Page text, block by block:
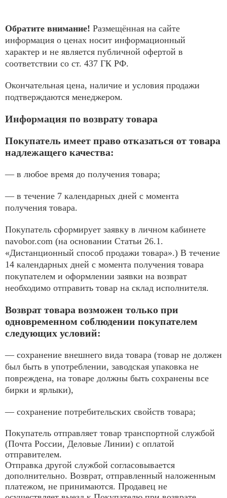
Обратите внимание! Размещённая на сайте
информация о ценах носит информационный
характер и не является публичной офертой в
соответствии со ст. 437 ГК РФ.
Окончательная цена, наличие и условия продажи
подтверждаются менеджером.
Информация по возврату товара
Покупатель имеет право отказаться от товара
надлежащего качества:
— в любое время до получения товара;
— в течение 7 календарных дней с момента
получения товара.
Покупатель сформирует заявку в личном кабинете
navobor.com (на основании Статьи 26.1.
«Дистанционный способ продажи товара».) В течение
14 календарных дней с момента получения товара
покупателем и оформлении заявки на возврат
необходимо отправить товар на склад исполнителя.
Возврат товара возможен только при
одновременном соблюдении покупателем
следующих условий:
— сохранение внешнего вида товара (товар не должен
был быть в употреблении, заводская упаковка не
повреждена, на товаре должны быть сохранены все
бирки и ярлыки),
— сохранение потребительских свойств товара;
Покупатель отправляет товар транспортной службой
(Почта России, Деловые Линии) с оплатой
отправителем.
Отправка другой службой согласовывается
дополнительно. Возврат, отправленный наложенным
платежом, не принимаются. Продавец не